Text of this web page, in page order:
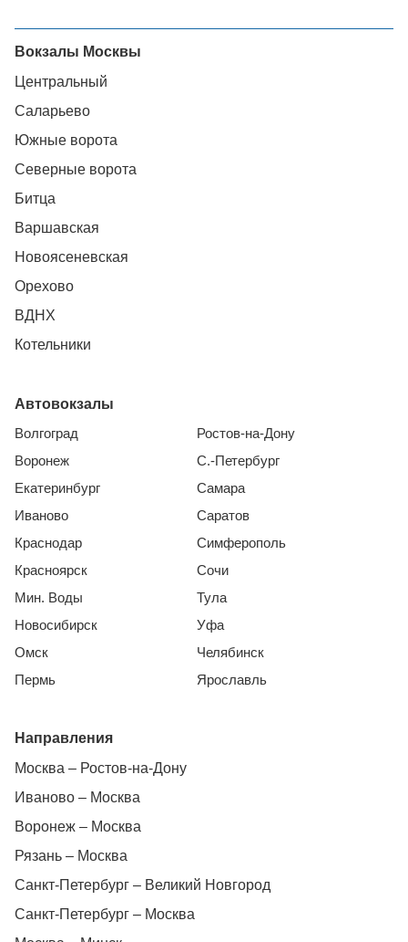
Вокзалы Москвы
Центральный
Саларьево
Южные ворота
Северные ворота
Битца
Варшавская
Новоясеневская
Орехово
ВДНХ
Котельники
Автовокзалы
Волгоград
Воронеж
Екатеринбург
Иваново
Краснодар
Красноярск
Мин. Воды
Новосибирск
Омск
Пермь
Ростов-на-Дону
С.-Петербург
Самара
Саратов
Симферополь
Сочи
Тула
Уфа
Челябинск
Ярославль
Направления
Москва – Ростов-на-Дону
Иваново – Москва
Воронеж – Москва
Рязань – Москва
Санкт-Петербург – Великий Новгород
Санкт-Петербург – Москва